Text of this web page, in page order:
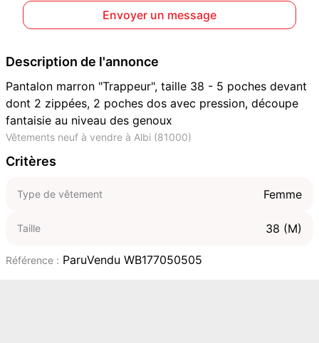
Envoyer un message
Description de l'annonce
Pantalon marron "Trappeur", taille 38 - 5 poches devant
dont 2 zippées, 2 poches dos avec pression, découpe
fantaisie au niveau des genoux
Vêtements neuf à vendre à Albi (81000)
Critères
Type de vêtement Femme
Taille 38 (M)
Référence : ParuVendu WB177050505